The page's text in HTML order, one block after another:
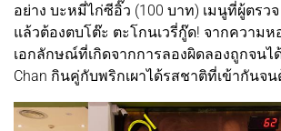
อย่าง บะหมี่ไก่ซีอิ๊ว (100 บาท) เมนูที่ผู้ตรว
แล้วต้องตบโต๊ะ ตะโกนเวรี่กู๊ด! จากความ
เอกลักษณ์ที่เกิดจากการลองผิดลองถูกจนไ
Chan กินคู่กับพริกเผาได้รสชาติที่เข้ากันจ